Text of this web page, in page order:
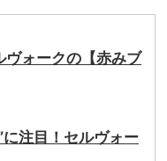
ォークの【赤みブ
注目！セルヴォー